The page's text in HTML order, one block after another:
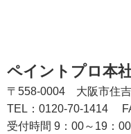
ペイントプロ本
〒558-0004 大阪市住
TEL：0120-70-1414
受付時間 9：00～19：00